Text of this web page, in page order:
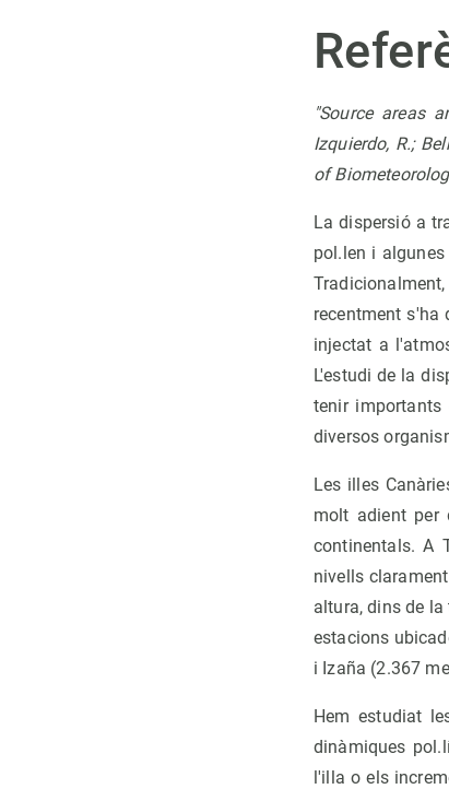
"Source areas
Izquierdo, R.;
of
La dispersió a
pol.len i
recentment s'ha
injectat a
L'estudi de la
tenir importants
diversos
Les illes
molt adient per
continentals. A
nivells
altura, dins de
estacions
i Izaña (2.367
Hem estudiat
dinàmiques
l'illa o els